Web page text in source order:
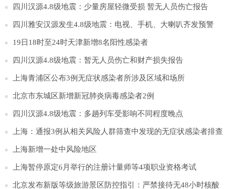
四川汉源4.8级地震：少量房屋轻微受损 暂无人员伤亡报告
四川雅安汉源发生4.8级地震：电视、手机、大喇叭齐发预警
19日18时至24时天津新增8名阳性感染者
四川汉源4.8级地震：暂无人员伤亡和财产损失报告
上海青浦区公布3例无症状感染者所涉及区域和场所
北京市东城区新增新冠肺炎病毒感染者2例
四川汉源4.8级地震：多趟列车受影响不同程度晚点
上海：通报3例从相关风险人群筛查中发现的无症状感染者排查
情况
上海新增一处中风险地区
上海暂停原定6月举行的注册计量师等4项职业资格考试
北京发布新版等级旅游景区防控指引：严禁接待无48小时核酸